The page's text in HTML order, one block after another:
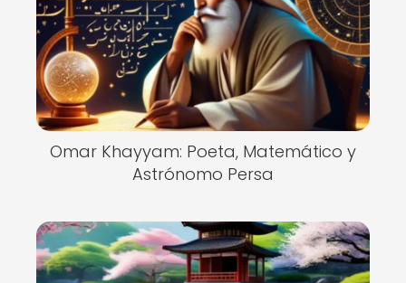
Omar Khayyam: Poeta, Matemático y
Astrónomo Persa